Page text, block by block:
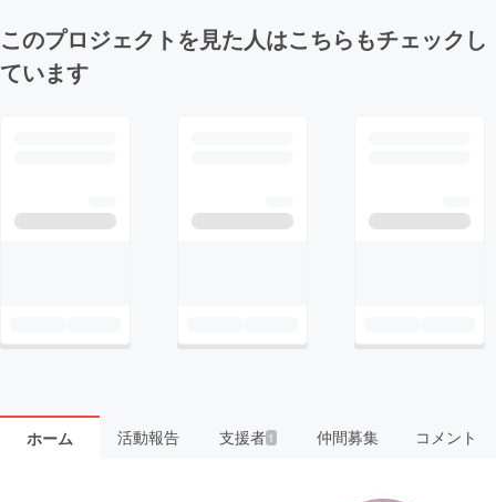
このプロジェクトを見た人はこちらもチェックし
ています
ホーム 活動報告 支援者 1 仲間募集 コメント